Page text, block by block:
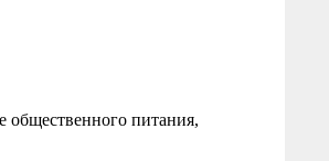
общественного питания,